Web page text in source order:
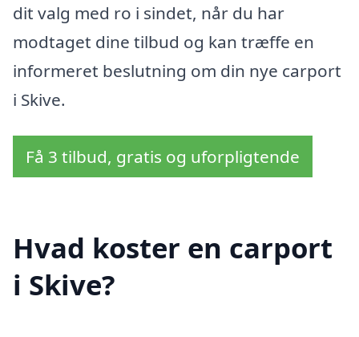
dit valg med ro i sindet, når du har
modtaget dine tilbud og kan træffe en
informeret beslutning om din nye carport
i Skive.
Få 3 tilbud, gratis og uforpligtende
Hvad koster en carport
i Skive?